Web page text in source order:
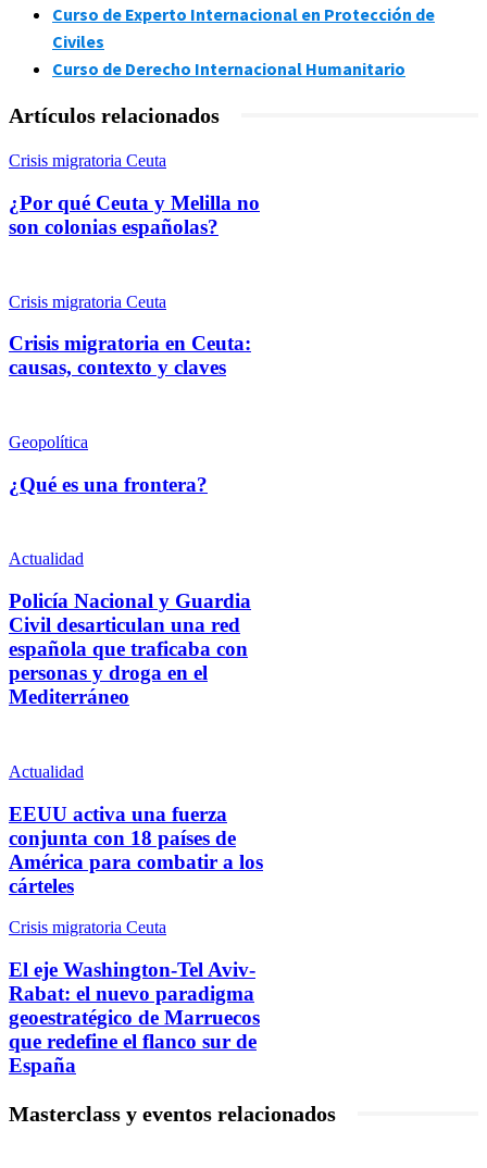
Curso de Experto Internacional en Protección de
Civiles
Curso de Derecho Internacional Humanitario
Artículos relacionados
Crisis migratoria Ceuta
¿Por qué Ceuta y Melilla no
son colonias españolas?
Crisis migratoria Ceuta
Crisis migratoria en Ceuta:
causas, contexto y claves
Geopolítica
¿Qué es una frontera?
Actualidad
Policía Nacional y Guardia
Civil desarticulan una red
española que traficaba con
personas y droga en el
Mediterráneo
Actualidad
EEUU activa una fuerza
conjunta con 18 países de
América para combatir a los
cárteles
Crisis migratoria Ceuta
El eje Washington-Tel Aviv-
Rabat: el nuevo paradigma
geoestratégico de Marruecos
que redefine el flanco sur de
España
Masterclass y eventos relacionados